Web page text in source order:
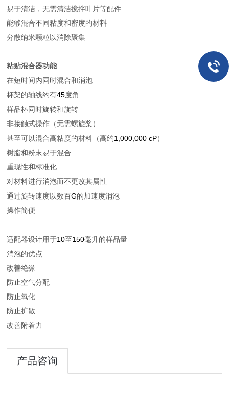
易于清洁，无需清洁搅拌叶片等配件
能够混合不同粘度和密度的材料
分散纳米颗粒以消除聚集
粘贴混合器功能
在短时间内同时混合和消泡
杯架的轴线约有45度角
样品杯同时旋转和旋转
非接触式操作（无需螺旋桨）
甚至可以混合高粘度的材料（高约1,000,000 cP）
树脂和粉末易于混合
重现性和标准化
对材料进行消泡而不更改其属性
通过旋转速度以数百G的加速度消泡
操作简便
适配器设计用于10至 150毫升的样品量
消泡的优点
改善绝缘
防止空气分配
防止氧化
防止扩散
改善附着力
产品咨询